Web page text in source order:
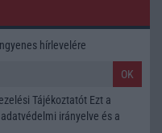
hírlevelére
OK
Tájékoztatót Ezt a
adatvédelmi irányelve és a